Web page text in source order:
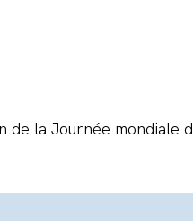
de la Journée mondiale